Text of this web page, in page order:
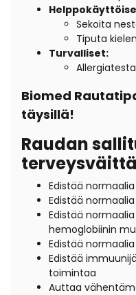
Sekoita
Tiputa
Turvalliset:
Biomed
täysillä!
Raudan
Edistää
Edistää
Edistää
hemoglobiinin
Edistää
Edistää
toimintaa
Auttaa